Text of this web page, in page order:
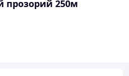
прозорий 250м